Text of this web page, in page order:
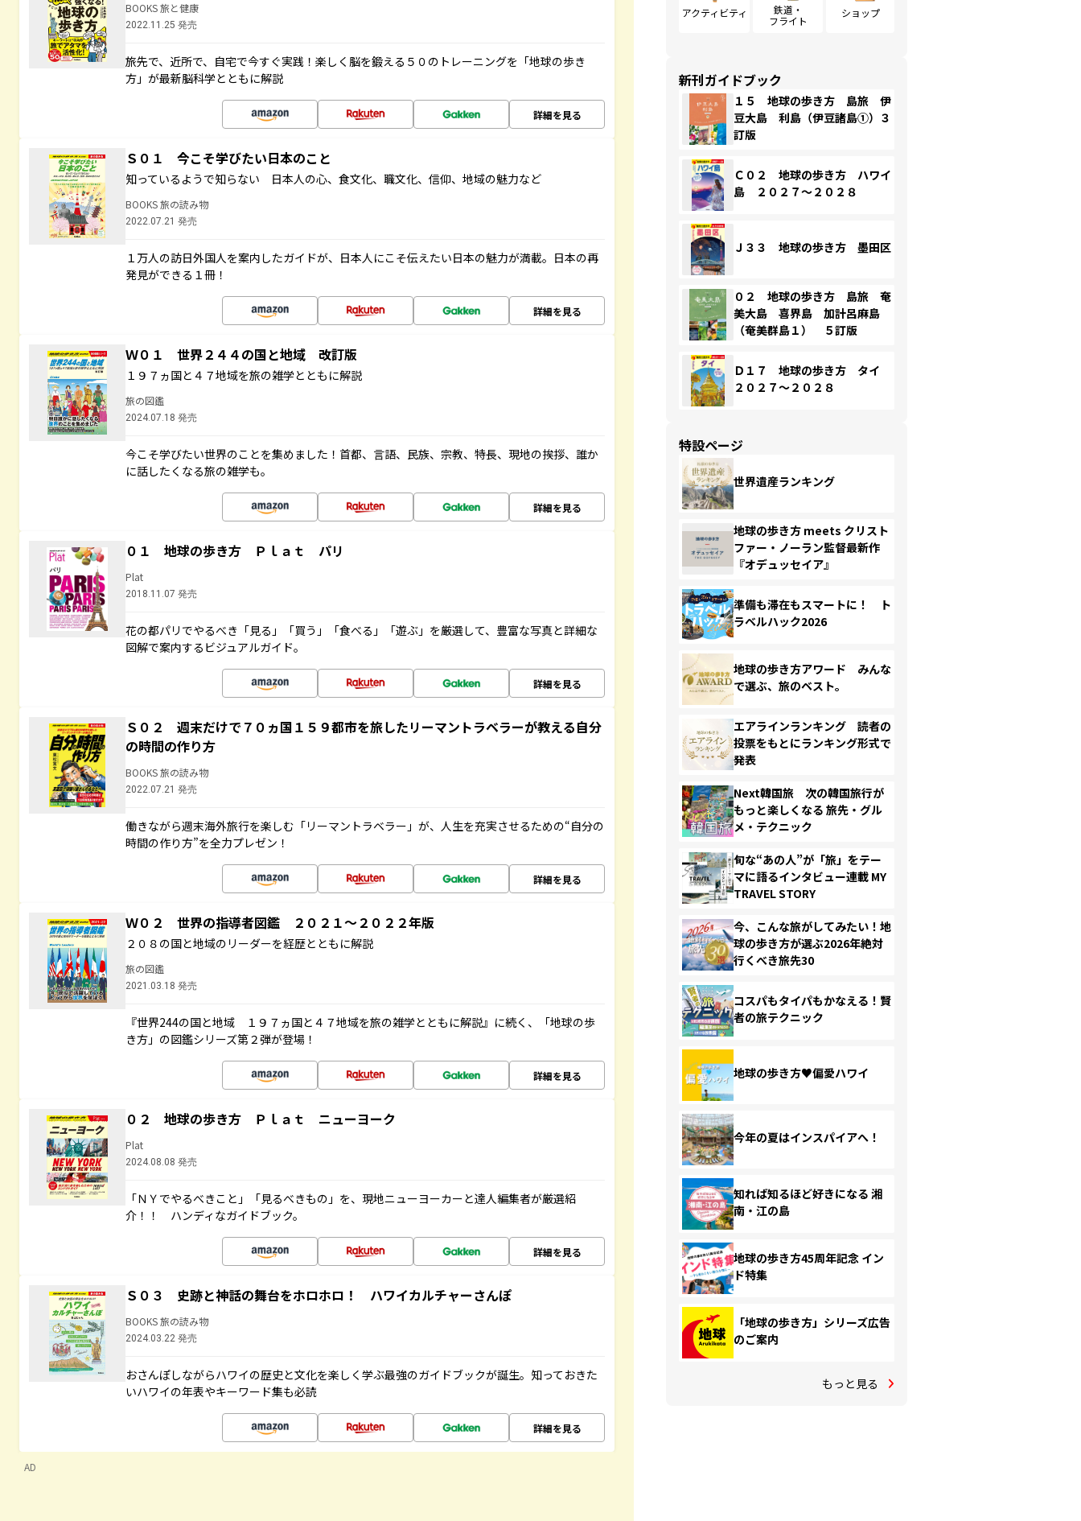
BOOKS 旅と健康
2022.11.25 発売
旅先で、近所で、自宅で今すぐ実践！楽しく脳を鍛える５０のトレーニングを「地球の歩き
方」が最新脳科学とともに解説
詳細を見る
Ｓ０１ 今こそ学びたい日本のこと
知っているようで知らない 日本人の心、食文化、職文化、信仰、地域の魅力など
BOOKS 旅の読み物
2022.07.21 発売
１万人の訪日外国人を案内したガイドが、日本人にこそ伝えたい日本の魅力が満載。日本の再
発見ができる１冊！
詳細を見る
Ｗ０１ 世界２４４の国と地域 改訂版
１９７ヵ国と４７地域を旅の雑学とともに解説
旅の図鑑
2024.07.18 発売
今こそ学びたい世界のことを集めました！首都、言語、民族、宗教、特長、現地の挨拶、誰か
に話したくなる旅の雑学も。
詳細を見る
０１ 地球の歩き方 Ｐｌａｔ パリ
Plat
2018.11.07 発売
花の都パリでやるべき「見る」「買う」「食べる」「遊ぶ」を厳選して、豊富な写真と詳細な
図解で案内するビジュアルガイド。
詳細を見る
Ｓ０２ 週末だけで７０ヵ国１５９都市を旅したリーマントラベラーが教える自分
の時間の作り方
BOOKS 旅の読み物
2022.07.21 発売
働きながら週末海外旅行を楽しむ「リーマントラベラー」が、人生を充実させるための“自分の
時間の作り方”を全力プレゼン！
詳細を見る
Ｗ０２ 世界の指導者図鑑 ２０２１～２０２２年版
２０８の国と地域のリーダーを経歴とともに解説
旅の図鑑
2021.03.18 発売
『世界244の国と地域 １９７ヵ国と４７地域を旅の雑学とともに解説』に続く、「地球の歩
き方」の図鑑シリーズ第２弾が登場！
詳細を見る
０２ 地球の歩き方 Ｐｌａｔ ニューヨーク
Plat
2024.08.08 発売
「ＮＹでやるべきこと」「見るべきもの」を、現地ニューヨーカーと達人編集者が厳選紹
介！！ ハンディなガイドブック。
詳細を見る
Ｓ０３ 史跡と神話の舞台をホロホロ！ ハワイカルチャーさんぽ
BOOKS 旅の読み物
2024.03.22 発売
おさんぽしながらハワイの歴史と文化を楽しく学ぶ最強のガイドブックが誕生。知っておきた
いハワイの年表やキーワード集も必読
詳細を見る
AD
アクティビティ
鉄道・
フライト
ショップ
新刊ガイドブック
１５ 地球の歩き方 島旅 伊
豆大島 利島（伊豆諸島①）３
訂版
Ｃ０２ 地球の歩き方 ハワイ
島 ２０２７～２０２８
Ｊ３３ 地球の歩き方 墨田区
０２ 地球の歩き方 島旅 奄
美大島 喜界島 加計呂麻島
（奄美群島１） ５訂版
Ｄ１７ 地球の歩き方 タイ
２０２７～２０２８
特設ページ
世界遺産ランキング
地球の歩き方 meets クリスト
ファー・ノーラン監督最新作
『オデュッセイア』
準備も滞在もスマートに！ ト
ラベルハック2026
地球の歩き方アワード みんな
で選ぶ、旅のベスト。
エアラインランキング 読者の
投票をもとにランキング形式で
発表
Next韓国旅 次の韓国旅行が
もっと楽しくなる 旅先・グル
メ・テクニック
旬な“あの人”が「旅」をテー
マに語るインタビュー連載 MY
TRAVEL STORY
今、こんな旅がしてみたい！地
球の歩き方が選ぶ2026年絶対
行くべき旅先30
コスパもタイパもかなえる！賢
者の旅テクニック
地球の歩き方♥偏愛ハワイ
今年の夏はインスパイアへ！
知れば知るほど好きになる 湘
南・江の島
地球の歩き方45周年記念 イン
ド特集
「地球の歩き方」シリーズ広告
のご案内
もっと見る